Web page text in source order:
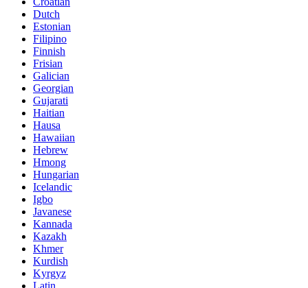
Dutch
Estonian
Filipino
Finnish
Frisian
Galician
Georgian
Gujarati
Haitian
Hausa
Hawaiian
Hebrew
Hmong
Hungarian
Icelandic
Igbo
Javanese
Kannada
Kazakh
Khmer
Kurdish
Kyrgyz